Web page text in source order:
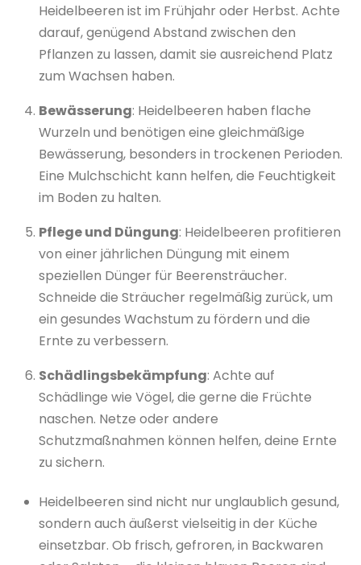
Heidelbeeren ist im Frühjahr oder Herbst. Achte
darauf, genügend Abstand zwischen den
Pflanzen zu lassen, damit sie ausreichend Platz
zum Wachsen haben.
Bewässerung: Heidelbeeren haben flache
Wurzeln und benötigen eine gleichmäßige
Bewässerung, besonders in trockenen Perioden.
Eine Mulchschicht kann helfen, die Feuchtigkeit
im Boden zu halten.
Pflege und Düngung: Heidelbeeren profitieren
von einer jährlichen Düngung mit einem
speziellen Dünger für Beerensträucher.
Schneide die Sträucher regelmäßig zurück, um
ein gesundes Wachstum zu fördern und die
Ernte zu verbessern.
Schädlingsbekämpfung: Achte auf
Schädlinge wie Vögel, die gerne die Früchte
naschen. Netze oder andere
Schutzmaßnahmen können helfen, deine Ernte
zu sichern.
Heidelbeeren sind nicht nur unglaublich gesund,
sondern auch äußerst vielseitig in der Küche
einsetzbar. Ob frisch, gefroren, in Backwaren